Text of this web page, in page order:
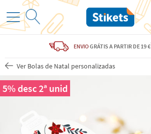
ENVIOGRÁTIS A PARTIR DE 19 €
Ver Bolas de Natal personalizadas
5% desc 2ª unid